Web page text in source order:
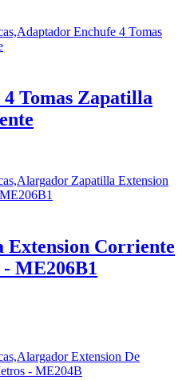
Tomas Zapatilla
Corriente
ME206B1